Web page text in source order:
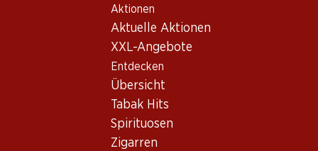
Aktionen
Aktuelle Aktionen
XXL-Angebote
Entdecken
Übersicht
Tabak Hits
Spirituosen
Zigarren
Wein/Champagner
Schaffhausen
Osterfinger Blauburgunder AOC Schaffhausen